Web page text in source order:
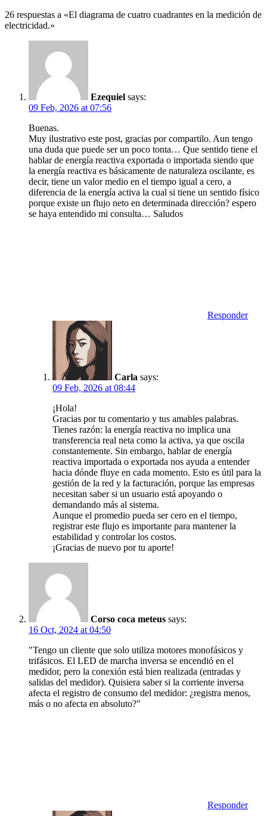
26 respuestas a «El diagrama de cuatro cuadrantes en la medición de
electricidad.»
Ezequiel says:
09 Feb, 2026 at 07:56
Buenas.
Muy ilustrativo este post, gracias por compartilo. Aun tengo
una duda que puede ser un poco tonta… Que sentido tiene el
hablar de energía reactiva exportada o importada siendo que
la energía reactiva es básicamente de naturaleza oscilante, es
decir, tiene un valor medio en el tiempo igual a cero, a
diferencia de la energía activa la cual si tiene un sentido físico
porque existe un flujo neto en determinada dirección? espero
se haya entendido mi consulta… Saludos
Responder
Carla says:
09 Feb, 2026 at 08:44
¡Hola!
Gracias por tu comentario y tus amables palabras.
Tienes razón: la energía reactiva no implica una
transferencia real neta como la activa, ya que oscila
constantemente. Sin embargo, hablar de energía
reactiva importada o exportada nos ayuda a entender
hacia dónde fluye en cada momento. Esto es útil para la
gestión de la red y la facturación, porque las empresas
necesitan saber si un usuario está apoyando o
demandando más al sistema.
Aunque el promedio pueda ser cero en el tiempo,
registrar este flujo es importante para mantener la
estabilidad y controlar los costos.
¡Gracias de nuevo por tu aporte!
Corso coca meteus says:
16 Oct, 2024 at 04:50
"Tengo un cliente que solo utiliza motores monofásicos y
trifásicos. El LED de marcha inversa se encendió en el
medidor, pero la conexión está bien realizada (entradas y
salidas del medidor). Quisiera saber si la corriente inversa
afecta el registro de consumo del medidor: ¿registra menos,
más o no afecta en absoluto?"
Responder